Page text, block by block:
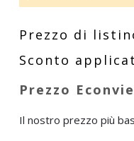
Il nostro prezzo più